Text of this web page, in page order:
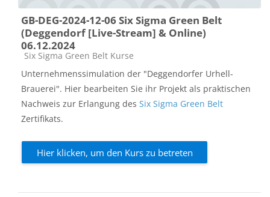
GB-DEG-2024-12-06 Six Sigma Green Belt
(Deggendorf [Live-Stream] & Online)
06.12.2024
Kursbereich
Six Sigma Green Belt Kurse
Unternehmenssimulation der "Deggendorfer Urhell-
Brauerei". Hier bearbeiten Sie ihr Projekt als praktischen
Nachweis zur Erlangung des Six Sigma Green Belt
Zertifikats.
Hier klicken, um den Kurs zu betreten